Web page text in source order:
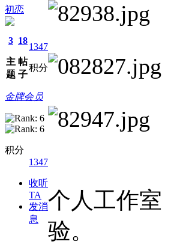
初恋
3
主
题
18
帖
子
1347
积分
金牌会员
积分
1347
收听
TA
发消
息
个人工作室
验。